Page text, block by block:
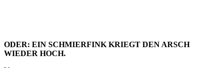
ODER: EIN SCHMIERFINK KRIEGT DEN ARSCH
WIEDER HOCH.